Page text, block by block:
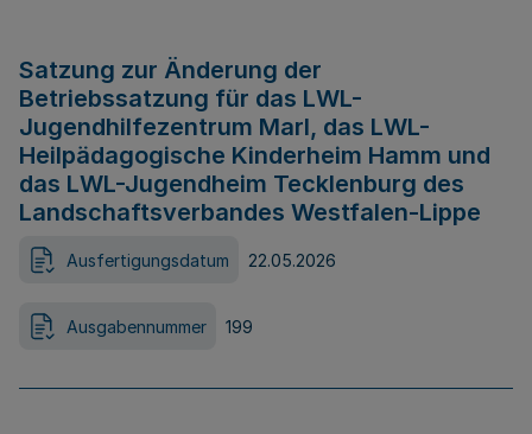
Satzung zur Änderung der
Betriebssatzung für das LWL-
Jugendhilfezentrum Marl, das LWL-
Heilpädagogische Kinderheim Hamm und
das LWL-Jugendheim Tecklenburg des
Landschaftsverbandes Westfalen-Lippe
Ausfertigungsdatum 22.05.2026
Ausgabennummer 199